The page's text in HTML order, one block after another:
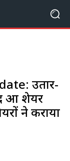
उतार-
हुआ शेयर
ने कराया